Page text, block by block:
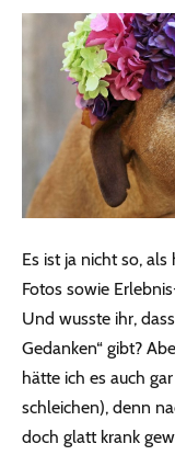
Es ist ja nicht so,
Fotos sowie
Und wusste ihr,
Gedanken“ gibt?
hätte ich es auch
schleichen), denn
doch glatt krank